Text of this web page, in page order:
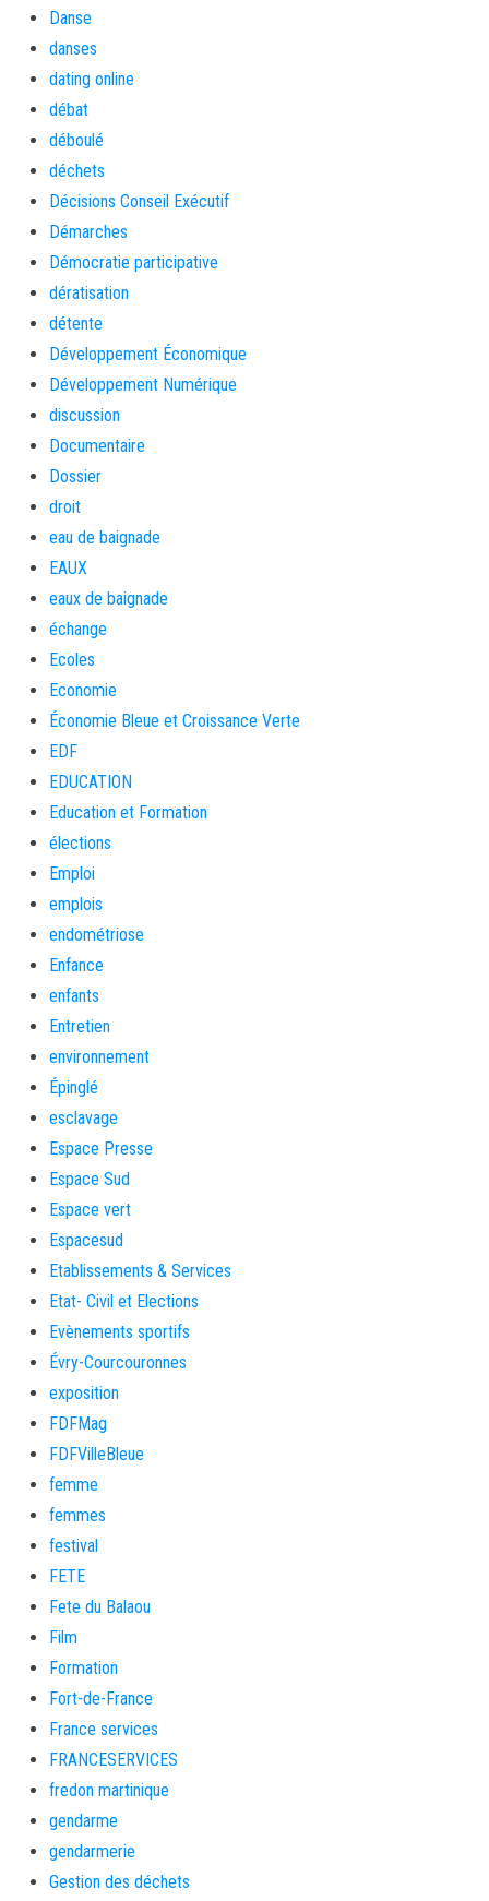
Danse
danses
dating online
débat
déboulé
déchets
Décisions Conseil Exécutif
Démarches
Démocratie participative
dératisation
détente
Développement Économique
Développement Numérique
discussion
Documentaire
Dossier
droit
eau de baignade
EAUX
eaux de baignade
échange
Ecoles
Economie
Économie Bleue et Croissance Verte
EDF
EDUCATION
Education et Formation
élections
Emploi
emplois
endométriose
Enfance
enfants
Entretien
environnement
Épinglé
esclavage
Espace Presse
Espace Sud
Espace vert
Espacesud
Etablissements & Services
Etat- Civil et Elections
Evènements sportifs
Évry-Courcouronnes
exposition
FDFMag
FDFVilleBleue
femme
femmes
festival
FETE
Fete du Balaou
Film
Formation
Fort-de-France
France services
FRANCESERVICES
fredon martinique
gendarme
gendarmerie
Gestion des déchets